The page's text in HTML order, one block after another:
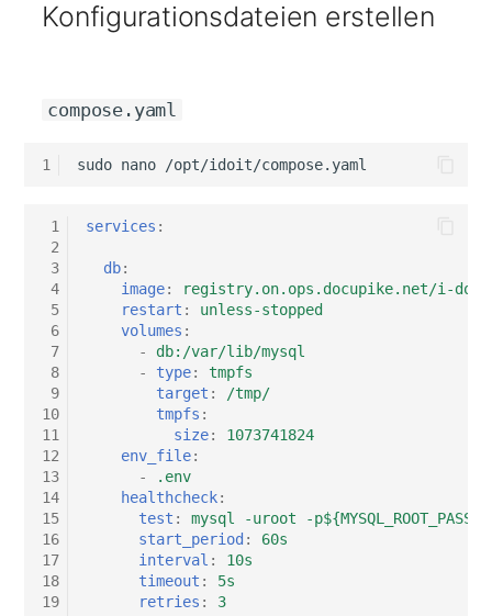
changelog-aeltere-
ist
Freigabenzugriff
Gastsysteme
Gruppenmitgliedschaft
Mobiltelefon
Netzersatzanlage
Objektgruppe
Personen
Printbox
Konfigurationsdateien erstellen
compose.yaml
1 sudo nano
1
2
3
4
5
6
7
8
9
10
11
12
13
14
15
16
17
18
19
services :
db:
image:
registry.on.ops.docupike.net/i-
restart :
unless-stopped
volumes :
-
db:/var/lib/mysql
-
type:
tmpfs
target :
/tmp/
tmpfs :
size:
1073741824
env_file:
-
.env
healthcheck:
test :
mysql -uroot -
start_period :
60s
interval :
10s
timeout :
5s
retries :
3